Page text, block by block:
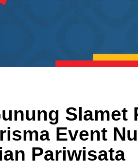
Slamet
Event
Pariwisata